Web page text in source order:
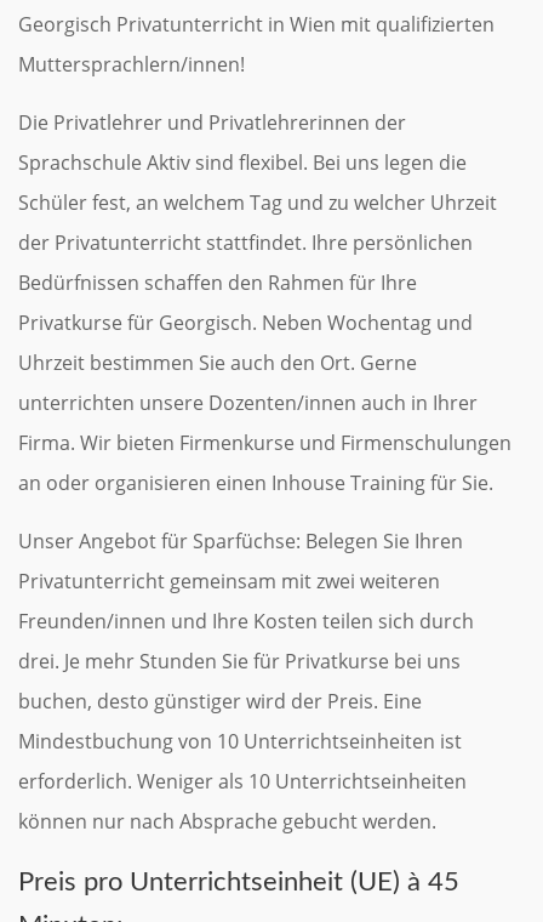
Georgisch Privatunterricht in Wien mit qualifizierten
Muttersprachlern/innen!
Die Privatlehrer und Privatlehrerinnen der
Sprachschule Aktiv sind flexibel. Bei uns legen die
Schüler fest, an welchem Tag und zu welcher Uhrzeit
der Privatunterricht stattfindet. Ihre persönlichen
Bedürfnissen schaffen den Rahmen für Ihre
Privatkurse für Georgisch. Neben Wochentag und
Uhrzeit bestimmen Sie auch den Ort. Gerne
unterrichten unsere Dozenten/innen auch in Ihrer
Firma. Wir bieten Firmenkurse und Firmenschulungen
an oder organisieren einen Inhouse Training für Sie.
Unser Angebot für Sparfüchse: Belegen Sie Ihren
Privatunterricht gemeinsam mit zwei weiteren
Freunden/innen und Ihre Kosten teilen sich durch
drei. Je mehr Stunden Sie für Privatkurse bei uns
buchen, desto günstiger wird der Preis. Eine
Mindestbuchung von 10 Unterrichtseinheiten ist
erforderlich. Weniger als 10 Unterrichtseinheiten
können nur nach Absprache gebucht werden.
Preis pro Unterrichtseinheit (UE) à 45